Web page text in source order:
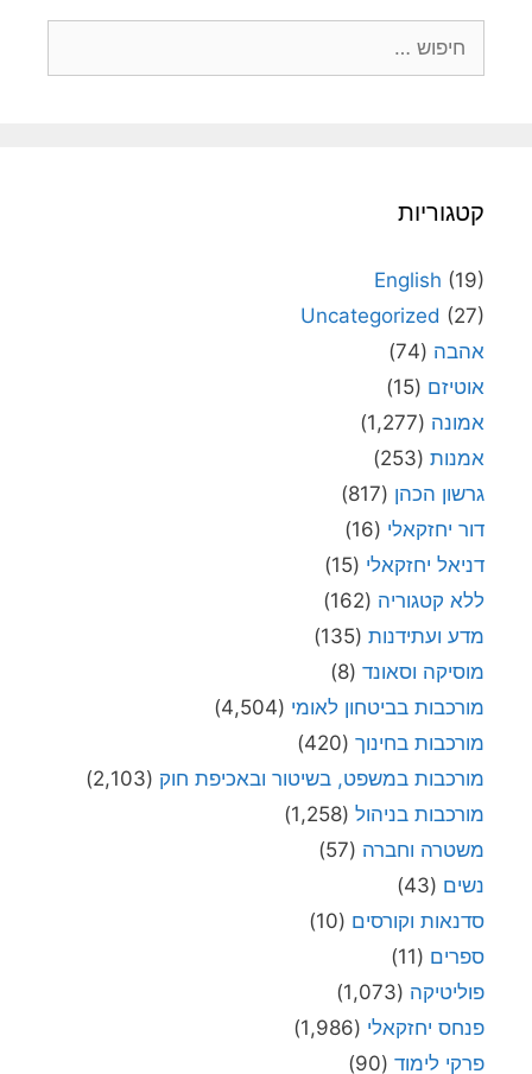
קטגוריות
English (19)
Uncategorized (27)
אהבה (74)
אוטיזם (15)
אמונה (1,277)
אמנות (253)
גרשון הכהן (817)
דור יחזקאלי (16)
דניאל יחזקאלי (15)
ללא קטגוריה (162)
מדע ועתידנות (135)
מוסיקה וסאונד (8)
מורכבות בביטחון לאומי (4,504)
מורכבות בחינוך (420)
מורכבות במשפט, בשיטור ובאכיפת חוק (2,103)
מורכבות בניהול (1,258)
משטרה וחברה (57)
נשים (43)
סדנאות וקורסים (10)
ספרים (11)
פוליטיקה (1,073)
פנחס יחזקאלי (1,986)
פרקי לימוד (90)